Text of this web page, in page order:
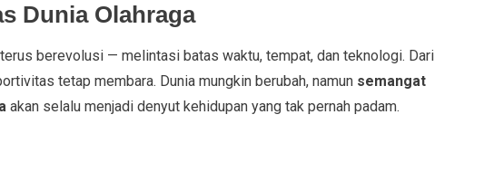
Dunia Olahraga
berevolusi — melintasi batas waktu, tempat, dan teknologi. Dari
tetap membara. Dunia mungkin berubah, namun semangat
akan selalu menjadi denyut kehidupan yang tak pernah padam.